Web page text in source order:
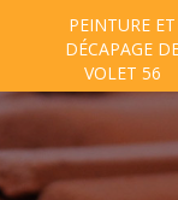
PEINTURE ET
DÉCAPAGE
VOLET 56